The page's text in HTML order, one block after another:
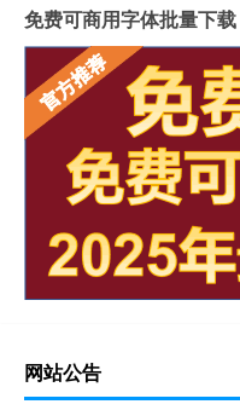
免费可商用字体批量下载
网站公告